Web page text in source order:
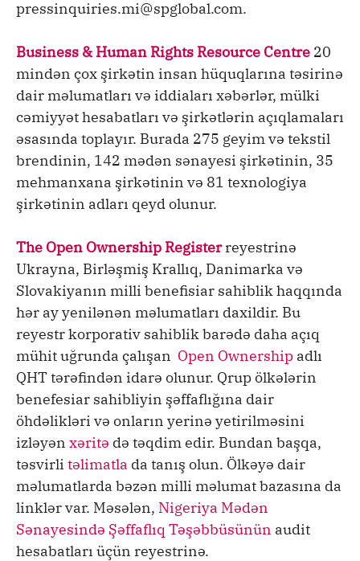
pressinquiries.mi@spglobal.com.
Business & Human Rights Resource Centre 20
mindən çox şirkətin insan hüquqlarına təsirinə
dair məlumatları və iddiaları xəbərlər, mülki
cəmiyyət hesabatları və şirkətlərin açıqlamaları
əsasında toplayır. Burada 275 geyim və tekstil
brendinin, 142 mədən sənayesi şirkətinin, 35
mehmanxana şirkətinin və 81 texnologiya
şirkətinin adları qeyd olunur.
The Open Ownership Registerreyestrinə
Ukrayna, Birləşmiş Krallıq, Danimarka və
Slovakiyanın milli benefisiar sahiblik haqqında
hər ay yenilənən məlumatları daxildir. Bu
reyestr korporativ sahiblik barədə daha açıq
mühit uğrunda çalışan Open Ownership adlı
QHT tərəfindən idarə olunur. Qrup ölkələrin
benefesiar sahibliyin şəffaflığına dair
öhdəlikləri və onların yerinə yetirilməsini
izləyən xəritə də təqdim edir. Bundan başqa,
təsvirli təlimatla da tanış olun. Ölkəyə dair
məlumatlarda bəzən milli məlumat bazasına da
linklər var. Məsələn, Nigeriya Mədən
Sənayesində Şəffaflıq Təşəbbüsünün audit
hesabatları üçün reyestrinə.